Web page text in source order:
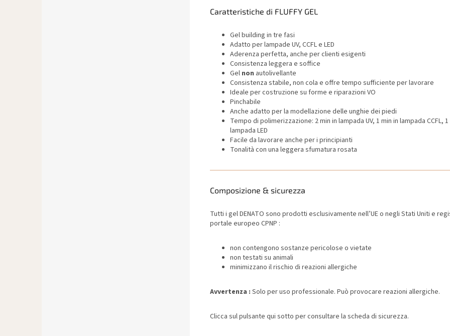
Caratteristiche di FLUFFY GEL
Gel building in tre fasi
Adatto per lampade UV, CCFL e LED
Aderenza perfetta, anche per clienti esigenti
Consistenza leggera e soffice
Gel non autolivellante
Consistenza stabile, non cola e offre tempo sufficiente per lavorare
Ideale per costruzione su forme e riparazioni VO
Pinchabile
Anche adatto per la modellazione delle unghie dei piedi
Tempo di polimerizzazione: 2 min in lampada UV, 1 min in lampada CCFL, 1
lampada LED
Facile da lavorare anche per i principianti
Tonalità con una leggera sfumatura rosata
Composizione & sicurezza
Tutti i gel DENATO sono prodotti esclusivamente nell’UE o negli Stati Uniti e
portale europeo CPNP :
non contengono sostanze pericolose o vietate
non testati su animali
minimizzano il rischio di reazioni allergiche
Avvertenza : Solo per uso professionale. Può provocare reazioni allergiche.
Clicca sul pulsante qui sotto per consultare la scheda di sicurezza.